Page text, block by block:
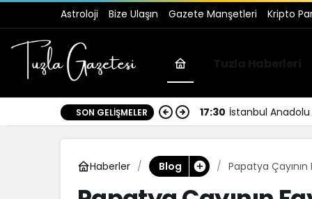
Astroloji Bize Ulaşın Gazete Manşetleri Kripto
SON GELIŞMELER 17:30 İstanbul Anadolu
Haberler Blog Papatya Çayının